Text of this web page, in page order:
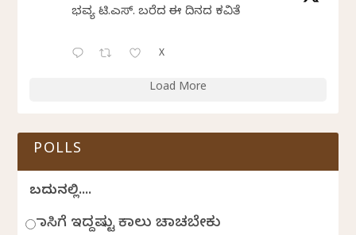
ಭವ್ಯ ಟಿ.ಎಸ್. ಬರೆದ ಈ ದಿನದ ಕವಿತೆ
X
Load More
POLLS
ಬದುಕಿನಲ್ಲಿ....
ಹಾಸಿಗೆ ಇದ್ದಷ್ಟು ಕಾಲು ಚಾಚಬೇಕು